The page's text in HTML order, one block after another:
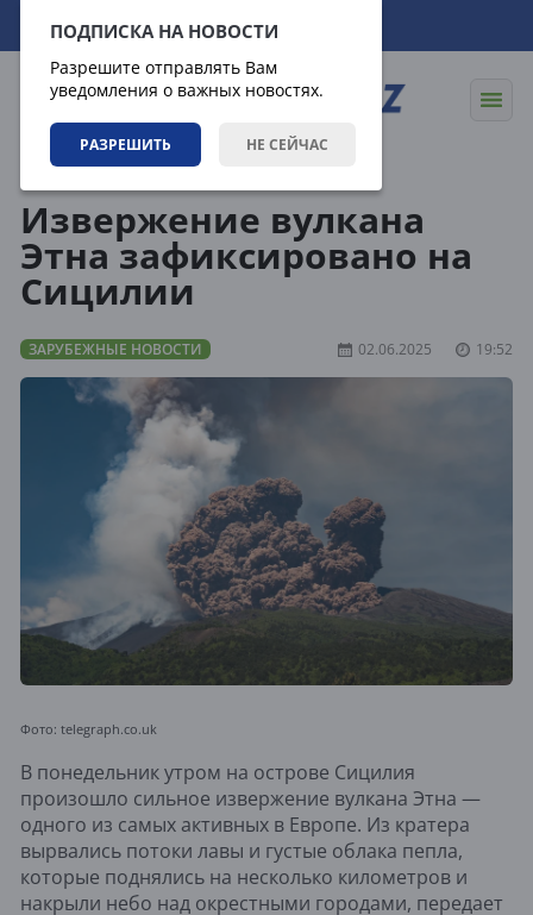
ПОДПИСКА НА НОВОСТИ
Разрешите отправлять Вам
уведомления о важных новостях.
РАЗРЕШИТЬ НЕ СЕЙЧАС
09.08.2026 13:32:34
Извержение вулкана
Этна зафиксировано на
Сицилии
ЗАРУБЕЖНЫЕ НОВОСТИ 02.06.2025 19:52
Фото: telegraph.co.uk
В понедельник утром на острове Сицилия
произошло сильное извержение вулкана Этна —
одного из самых активных в Европе. Из кратера
вырвались потоки лавы и густые облака пепла,
которые поднялись на несколько километров и
накрыли небо над окрестными городами, передает